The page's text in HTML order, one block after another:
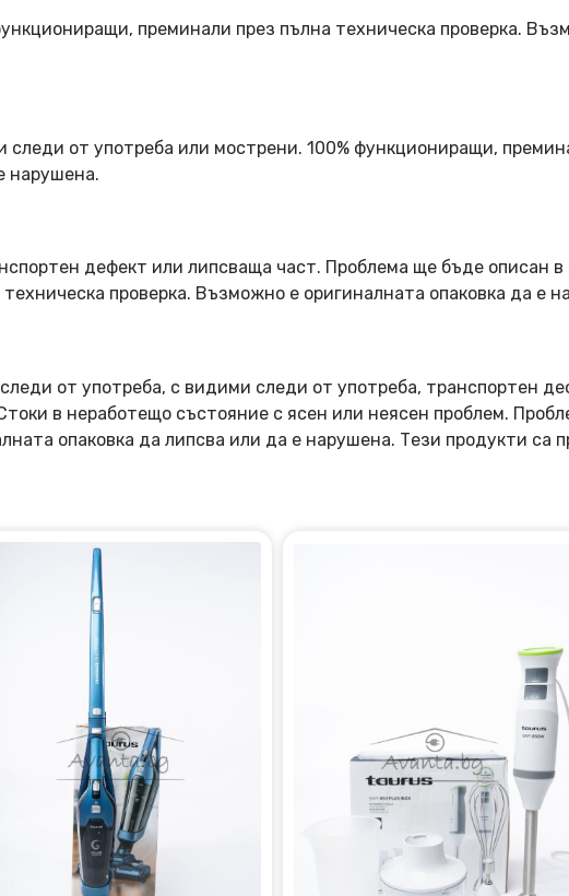
преминали през пълна техническа проверка.
от употреба или мострени. 100% функциониращи,
нарушена.
дефект или липсваща част. Проблема ще бъде описан
проверка. Възможно е оригиналната опаковка да е
от употреба, с видими следи от употреба, транспортен
в неработещо състояние с ясен или неясен проблем.
опаковка да липсва или да е нарушена. Тези продукти са